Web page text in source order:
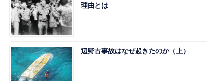
理由とは
辺野古事故はなぜ起きたのか（上）